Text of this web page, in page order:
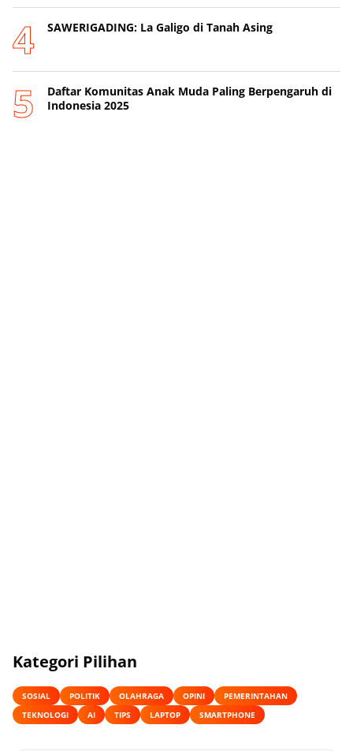
SAWERIGADING: La Galigo di Tanah Asing
Daftar Komunitas Anak Muda Paling Berpengaruh di
Indonesia 2025
Kategori Pilihan
SOSIAL POLITIK OLAHRAGA OPINI
PEMERINTAHAN
TEKNOLOGI
AI TIPS LAPTOP SMARTPHONE